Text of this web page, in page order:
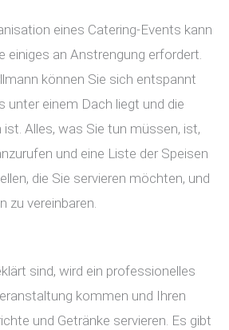
eines Catering-Events kann
einiges an Anstrengung erfordert.
können Sie sich entspannt
unter einem Dach liegt und die
ist. Alles, was Sie tun müssen, ist,
und eine Liste der Speisen
die Sie servieren möchten, und
zu vereinbaren.
sind, wird ein professionelles
kommen und Ihren
und Getränke servieren. Es gibt